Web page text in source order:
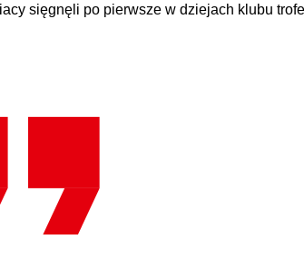
sięgnęli po pierwsze w dziejach klubu